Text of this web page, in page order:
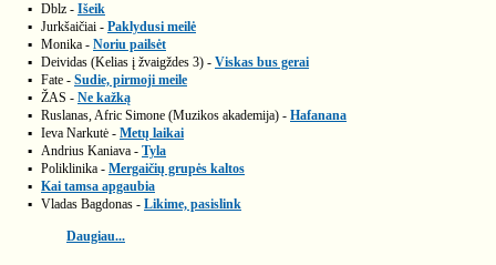
▪ Dblz - Išeik
▪ Jurkšaičiai - Paklydusi meilė
▪ Monika - Noriu pailsėt
▪ Deividas (Kelias į žvaigždes 3) - Viskas bus gerai
▪ Fate - Sudie, pirmoji meile
▪ ŽAS - Ne kažką
▪ Ruslanas, Afric Simone (Muzikos akademija) - Hafanana
▪ Ieva Narkutė - Metų laikai
▪ Andrius Kaniava - Tyla
▪ Poliklinika - Mergaičių grupės kaltos
▪ Kai tamsa apgaubia
▪ Vladas Bagdonas - Likime, pasislink
Daugiau...